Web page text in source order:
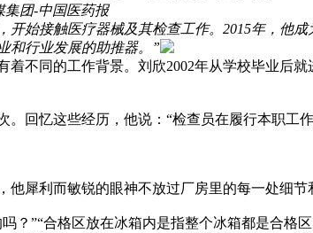
集团-中国医药报
开始接触医疗器械及其检查工作。2015年，他
和行业发展的助推器。”
同的工作背景。刘欣2002年从学校毕业后就
回忆这些经历，他说：“检查员在履行本职工
犀利而敏锐的眼神不放过厂房里的每一处细节
”“合格区放在冰箱内是指整个冰箱都是合格